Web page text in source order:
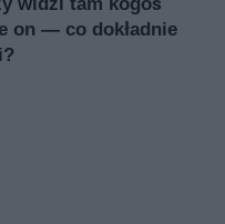
on — co dokładnie